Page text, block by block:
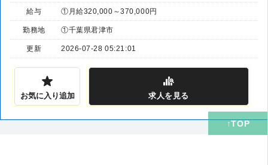
給与 ①月給320,000～370,000円
勤務地 ①千葉県君津市
更新 2026-07-28 05:21:01
お気に入り追加 求人 を見る